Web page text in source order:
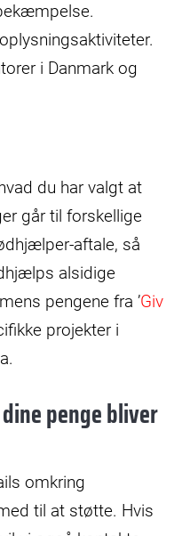
i Danmark og
du har valgt at
går til forskellige
aftale, så
alsidige
pengene fra ’Giv
projekter i
penge bliver
omkring
til at støtte. Hvis